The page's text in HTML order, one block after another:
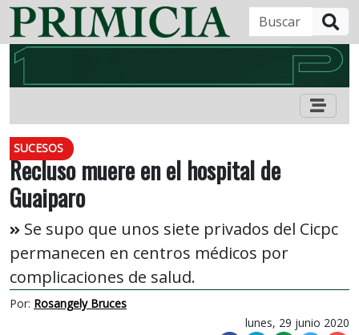
SUCESOS
Recluso muere en el hospital de
Guaiparo
Se supo que unos siete privados del Cicpc
permanecen en centros médicos por
complicaciones de salud.
Por: Rosangely Bruces
lunes, 29 junio 2020